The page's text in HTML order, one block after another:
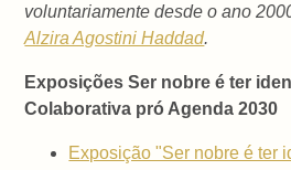
voluntariamente desde o ano
Alzira Agostini Haddad.
Exposições Ser nobre é ter
Colaborativa pró Agenda 2030
Exposição "Ser nobre é ter